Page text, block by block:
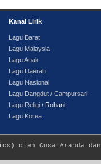
Kanal Lirik
Lagu Barat
Lagu Malaysia
Lagu Anak
Lagu Daerah
Lagu Nasional
Lagu Dangdut / Campursari
Lagu Religi / Rohani
Lagu Korea
) oleh Cosa Aranda